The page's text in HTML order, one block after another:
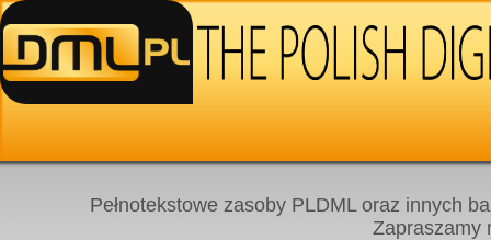
Pełnotekstowe zasoby PLDML oraz innych
Zapraszamy